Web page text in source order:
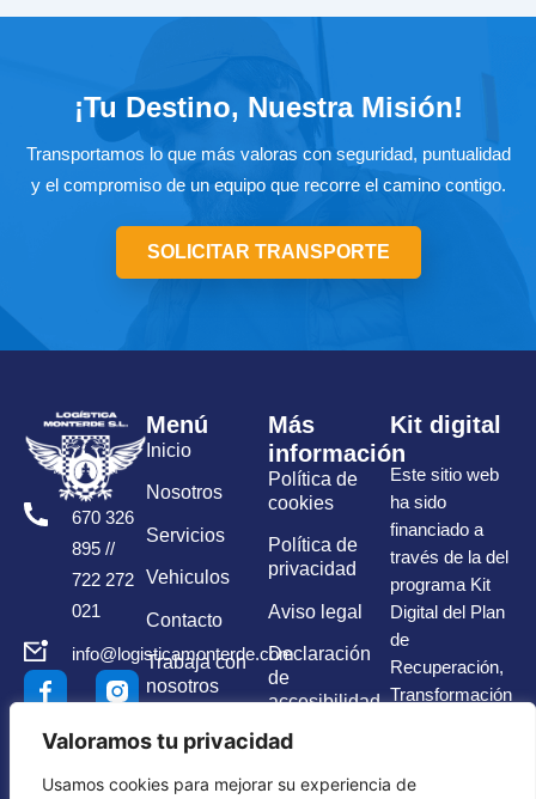
Valoramos tu privacidad
Usamos cookies para mejorar su experiencia de
¡Tu Destino, Nuestra Misión!
Transportamos lo que más valoras con seguridad, puntualidad
y el compromiso de un equipo que recorre el camino contigo.
SOLICITAR TRANSPORTE
670 326
895 //
722 272
021
info@logisticamonterde.com
Menú
Inicio
Nosotros
Servicios
Vehiculos
Contacto
Trabaja con
nosotros
Más
información
Política de
cookies
Política de
privacidad
Aviso legal
Declaración
de
accesibilidad
Canal de
Kit digital
Este sitio web
ha sido
financiado a
través de la del
programa Kit
Digital del Plan
de
Recuperación,
Transformación